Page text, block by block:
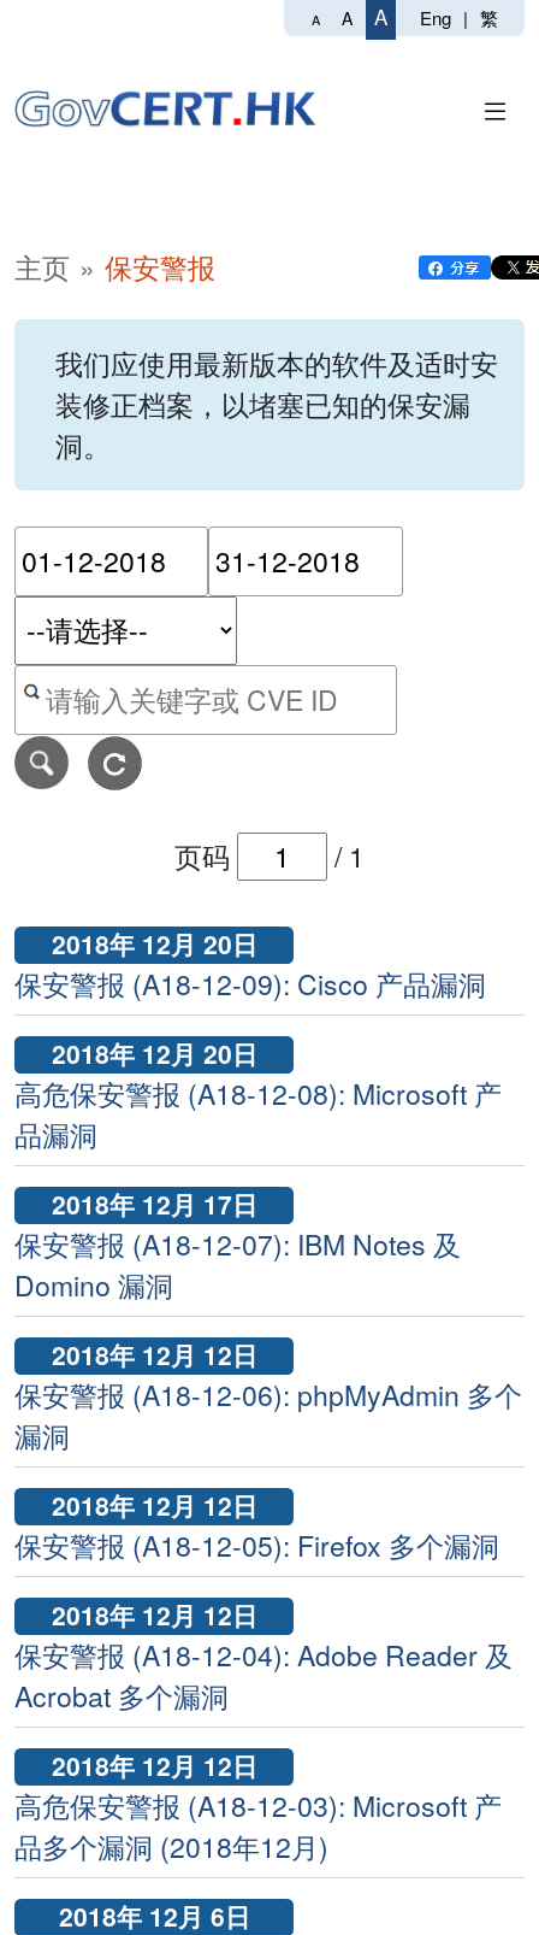
A A A Eng | 繁
主页 保安警报
我们应使用最新版本的软件及适时安
装修正档案，以堵塞已知的保安漏
洞。
请输入搜索日期范围的开
按关键字或 CVE ID 搜寻保安警报
页码 / 1
2018年 12月 20日
保安警报 (A18-12-09): Cisco 产品漏洞
2018年 12月 20日
高危保安警报 (A18-12-08): Microsoft 产
品漏洞
2018年 12月 17日
保安警报 (A18-12-07): IBM Notes 及
Domino 漏洞
2018年 12月 12日
保安警报 (A18-12-06): phpMyAdmin 多个
漏洞
2018年 12月 12日
保安警报 (A18-12-05): Firefox 多个漏洞
2018年 12月 12日
保安警报 (A18-12-04): Adobe Reader 及
Acrobat 多个漏洞
2018年 12月 12日
高危保安警报 (A18-12-03): Microsoft 产
品多个漏洞 (2018年12月)
2018年 12月 6日